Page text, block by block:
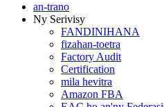
an-trano
Ny Serivisy
FANDINIHANA
fizahan-toetra
Factory Audit
Certification
mila hevitra
Amazon FBA